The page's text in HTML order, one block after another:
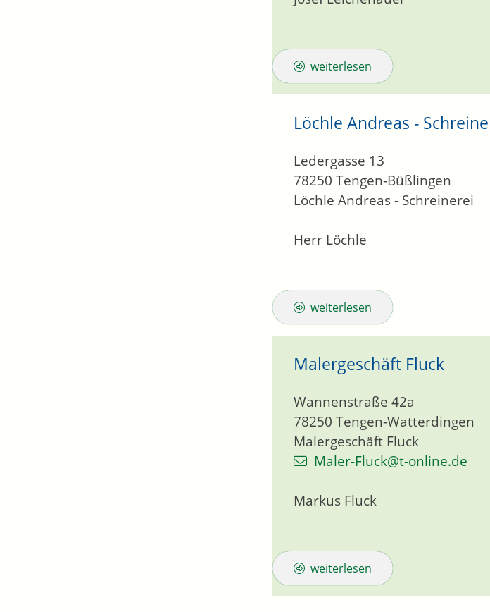
weiterlesen
Löchle Andreas -
Löchle Andreas - Schreinerei
Ledergasse 13
78250 Tengen-Büßlingen
Herr Löchle
weiterlesen
Malergeschäft Fluck
Malergeschäft Fluck
Wannenstraße 42a
78250 Tengen-Watterdingen
Maler-Fluck@t-online.de
Markus Fluck
weiterlesen